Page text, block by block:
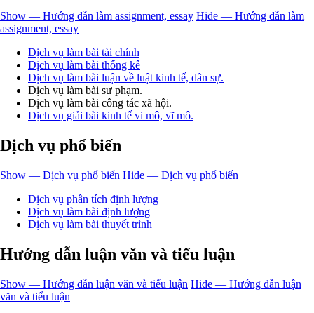
Show — Hướng dẫn làm assignment, essay Hide — Hướng dẫn làm
assignment, essay
Dịch vụ làm bài tài chính
Dịch vụ làm bài thống kê
Dịch vụ làm bài luận về luật kinh tế, dân sự.
Dịch vụ làm bài sư phạm.
Dịch vụ làm bài công tác xã hội.
Dịch vụ giải bài kinh tế vi mô, vĩ mô.
Dịch vụ phổ biến
Show — Dịch vụ phổ biến Hide — Dịch vụ phổ biến
Dịch vụ phân tích định lượng
Dịch vụ làm bài định lượng
Dịch vụ làm bài thuyết trình
Hướng dẫn luận văn và tiểu luận
Show — Hướng dẫn luận văn và tiểu luận Hide — Hướng dẫn luận
văn và tiểu luận